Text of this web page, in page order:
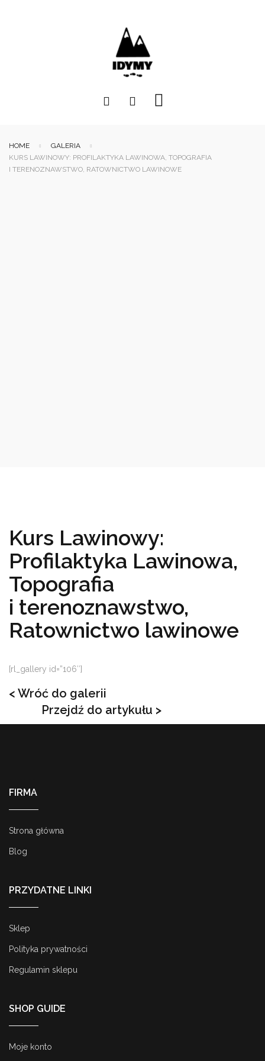
HOME
GALERIA
KURS LAWINOWY: PROFILAKTYKA LAWINOWA, TOPOGRAFIA
I TERENOZNAWSTWO, RATOWNICTWO LAWINOWE
Kurs Lawinowy:
Profilaktyka Lawinowa,
Topografia
i terenoznawstwo,
Ratownictwo lawinowe
[rl_gallery id=”106″]
< Wróć do galerii
Przejdź do artykułu >
FIRMA
Strona główna
Blog
PRZYDATNE LINKI
Sklep
Polityka prywatności
Regulamin sklepu
SHOP GUIDE
Moje konto